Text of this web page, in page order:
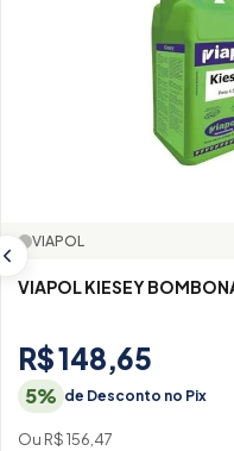
VIAPOL
VIAPOL KIESEY
R$ 148,65
5% de Desconto no Pix
Ou R$ 156,47